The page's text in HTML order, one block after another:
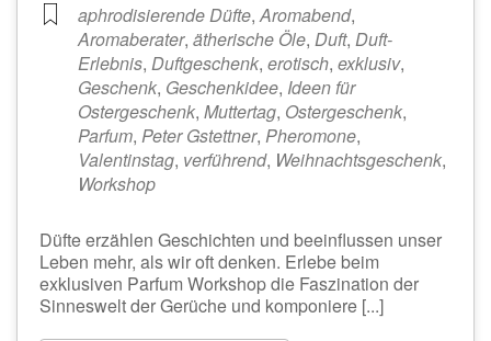
aphrodisierende Düfte,Aromabend,
Aromaberater, ätherische Öle, Duft, Duft-
Erlebnis, Duftgeschenk, erotisch, exklusiv,
Geschenk, Geschenkidee, Ideen für
Ostergeschenk, Muttertag, Ostergeschenk,
Parfum, Peter Gstettner, Pheromone,
Valentinstag, verführend, Weihnachtsgeschenk,
Workshop
Düfte erzählen Geschichten und beeinflussen unser
Leben mehr, als wir oft denken. Erlebe beim
exklusiven Parfum Workshop die Faszination der
Sinneswelt der Gerüche und komponiere [...]